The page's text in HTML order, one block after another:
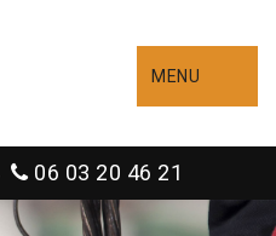
MENU
06 03 20 46 21